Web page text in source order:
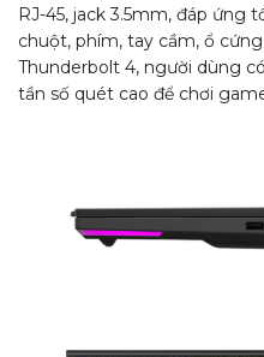
RJ-45, jack 3.5mm, đáp ứng
chuột, phím, tay cầm, ổ
Thunderbolt 4, người dùng
tần số quét cao để chơi